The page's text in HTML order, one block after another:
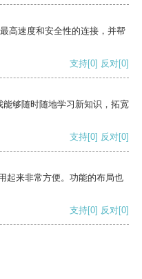
高速度和安全性的连接，并帮
支持[0] 反对[0]
够随时随地学习新知识，拓宽
支持[0] 反对[0]
起来非常方便。功能的布局也
支持[0] 反对[0]